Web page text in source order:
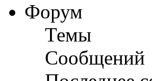
Форум
Темы
Сообщений